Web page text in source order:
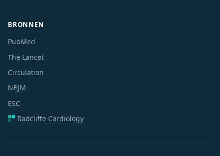
BRONNEN
PubMed
The Lancet
Circulation
NEJM
ESC
Radcliffe Cardiology